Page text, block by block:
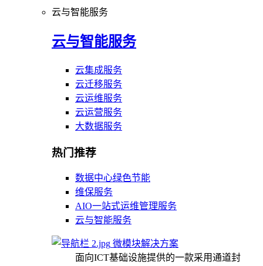
云与智能服务
云与智能服务
云集成服务
云迁移服务
云运维服务
云运营服务
大数据服务
热门推荐
数据中心绿色节能
维保服务
AIO一站式运维管理服务
云与智能服务
微模块解决方案
面向ICT基础设施提供的一款采用通道封